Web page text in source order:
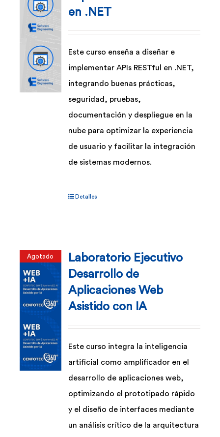
página
producto
en .NET
Este curso enseña a diseñar e
implementar APIs RESTful en .NET,
integrando buenas prácticas,
seguridad, pruebas,
documentación y despliegue en la
nube para optimizar la experiencia
de usuario y facilitar la integración
de sistemas modernos.
Detalles
Agotado
Laboratorio Ejecutivo
Desarrollo de
Aplicaciones Web
Asistido con IA
Este curso integra la inteligencia
artificial como amplificador en el
desarrollo de aplicaciones web,
optimizando el prototipado rápido
y el diseño de interfaces mediante
un análisis crítico de la arquitectura